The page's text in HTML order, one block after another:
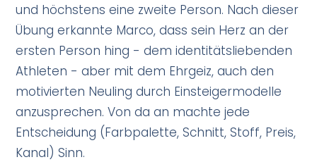
und höchstens eine zweite Person. Nach dieser
Übung erkannte Marco, dass sein Herz an der
ersten Person hing - dem identitätsliebenden
Athleten - aber mit dem Ehrgeiz, auch den
motivierten Neuling durch Einsteigermodelle
anzusprechen. Von da an machte jede
Entscheidung (Farbpalette, Schnitt, Stoff, Preis,
Kanal) Sinn.